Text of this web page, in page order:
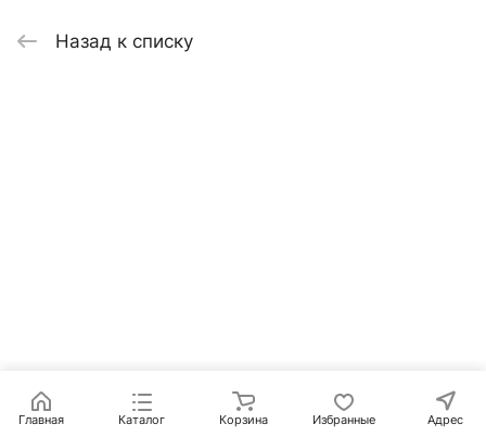
Назад к списку
Главная Каталог Корзина Избранные Адрес